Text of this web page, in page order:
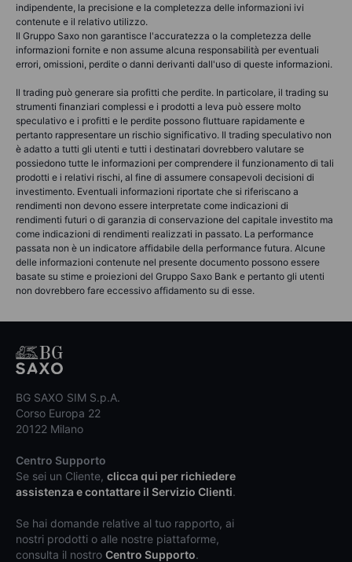
indipendente, la precisione e la completezza delle informazioni ivi
contenute e il relativo utilizzo.
Il Gruppo Saxo non garantisce l'accuratezza o la completezza delle
informazioni fornite e non assume alcuna responsabilità per eventuali
errori, omissioni, perdite o danni derivanti dall'uso di queste informazioni.
Il trading può generare sia profitti che perdite. In particolare, il trading su
strumenti finanziari complessi e i prodotti a leva può essere molto
speculativo e i profitti e le perdite possono fluttuare rapidamente e
pertanto rappresentare un rischio significativo. Il trading speculativo non
è adatto a tutti gli utenti e tutti i destinatari dovrebbero valutare se
possiedono tutte le informazioni per comprendere il funzionamento di tali
prodotti e i relativi rischi, al fine di assumere consapevoli decisioni di
investimento. Eventuali informazioni riportate che si riferiscano a
rendimenti non devono essere interpretate come indicazioni di
rendimenti futuri o di garanzia di conservazione del capitale investito ma
come indicazioni di rendimenti realizzati in passato. La performance
passata non è un indicatore affidabile della performance futura. Alcune
delle informazioni contenute nel presente documento possono essere
basate su stime e proiezioni del Gruppo Saxo Bank e pertanto gli utenti
non dovrebbero fare eccessivo affidamento su di esse.
BG SAXO SIM S.p.A.
Corso Europa 22
20122 Milano
Centro Supporto
Se sei un Cliente, clicca qui per richiedere
assistenza e contattare il Servizio Clienti.
Se hai domande relative al tuo rapporto, ai
nostri prodotti o alle nostre piattaforme,
consulta il nostro Centro Supporto.